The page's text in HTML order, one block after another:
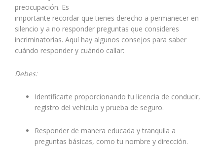
preocupación. Es
importante recordar que tienes derecho a permanecer en
silencio y a no responder preguntas que consideres
incriminatorias. Aquí hay algunos consejos para saber
cuándo responder y cuándo callar:
Debes:
Identificarte proporcionando tu licencia de conducir,
registro del vehículo y prueba de seguro.
Responder de manera educada y tranquila a
preguntas básicas, como tu nombre y dirección.